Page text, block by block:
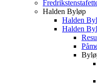
Halden Byløp
Halden
Halden